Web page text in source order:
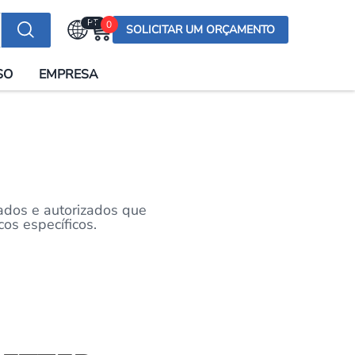
PT
English (US)
Italiano
العربية
0 SOLICITAR UM ORÇAMENTO
EMPRESA
e autorizados que
específicos.